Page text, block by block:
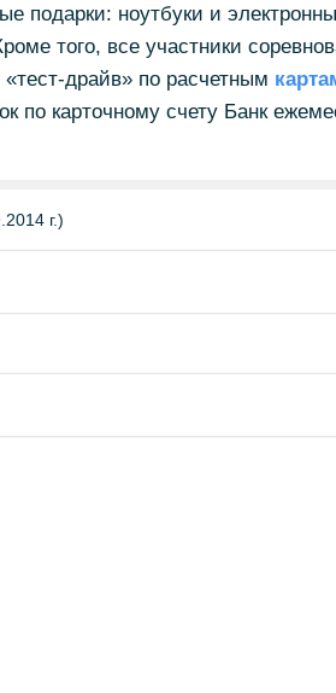
подарки: ноутбуки и
того, все участники
драйв» по расчетным
по карточному счету Банк
г.)